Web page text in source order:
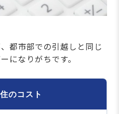
都市部での引越しと同じ
になりがちです。
のコスト